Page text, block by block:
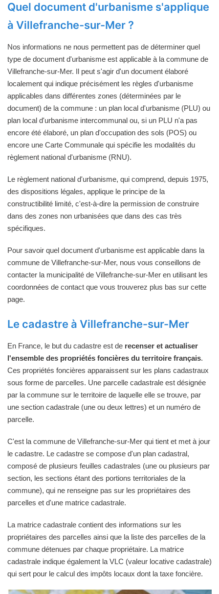
Quel document d'urbanisme s'applique
à Villefranche-sur-Mer ?
Nos informations ne nous permettent pas de déterminer quel
type de document d'urbanisme est applicable à la commune de
Villefranche-sur-Mer. Il peut s'agir d'un document élaboré
localement qui indique précisément les règles d'urbanisme
applicables dans différentes zones (déterminées par le
document) de la commune : un plan local d'urbanisme (PLU) ou
plan local d'urbanisme intercommunal ou, si un PLU n'a pas
encore été élaboré, un plan d'occupation des sols (POS) ou
encore une Carte Communale qui spécifie les modalités du
règlement national d'urbanisme (RNU).
Le règlement national d'urbanisme, qui comprend, depuis 1975,
des dispositions légales, applique le principe de la
constructibilité limité, c'est-à-dire la permission de construire
dans des zones non urbanisées que dans des cas très
spécifiques.
Pour savoir quel document d'urbanisme est applicable dans la
commune de Villefranche-sur-Mer, nous vous conseillons de
contacter la municipalité de Villefranche-sur-Mer en utilisant les
coordonnées de contact que vous trouverez plus bas sur cette
page.
Le cadastre à Villefranche-sur-Mer
En France, le but du cadastre est de recenser et actualiser
l'ensemble des propriétés foncières du territoire français.
Ces propriétés foncières apparaissent sur les plans cadastraux
sous forme de parcelles. Une parcelle cadastrale est désignée
par la commune sur le territoire de laquelle elle se trouve, par
une section cadastrale (une ou deux lettres) et un numéro de
parcelle.
C'est la commune de Villefranche-sur-Mer qui tient et met à jour
le cadastre. Le cadastre se compose d'un plan cadastral,
composé de plusieurs feuilles cadastrales (une ou plusieurs par
section, les sections étant des portions territoriales de la
commune), qui ne renseigne pas sur les propriétaires des
parcelles et d'une matrice cadastrale.
La matrice cadastrale contient des informations sur les
propriétaires des parcelles ainsi que la liste des parcelles de la
commune détenues par chaque propriétaire. La matrice
cadastrale indique également la VLC (valeur locative cadastrale)
qui sert pour le calcul des impôts locaux dont la taxe foncière.